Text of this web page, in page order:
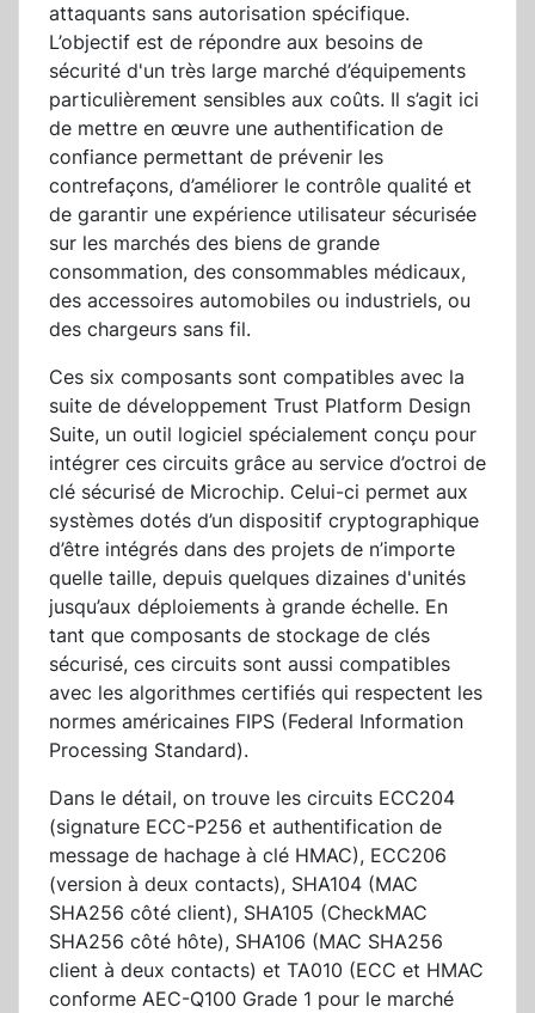
attaquants sans autorisation spécifique.
L’objectif est de répondre aux besoins de
sécurité d'un très large marché d’équipements
particulièrement sensibles aux coûts. Il s’agit ici
de mettre en œuvre une authentification de
confiance permettant de prévenir les
contrefaçons, d’améliorer le contrôle qualité et
de garantir une expérience utilisateur sécurisée
sur les marchés des biens de grande
consommation, des consommables médicaux,
des accessoires automobiles ou industriels, ou
des chargeurs sans fil.
Ces six composants sont compatibles avec la
suite de développement Trust Platform Design
Suite, un outil logiciel spécialement conçu pour
intégrer ces circuits grâce au service d’octroi de
clé sécurisé de Microchip. Celui-ci permet aux
systèmes dotés d’un dispositif cryptographique
d’être intégrés dans des projets de n’importe
quelle taille, depuis quelques dizaines d'unités
jusqu’aux déploiements à grande échelle. En
tant que composants de stockage de clés
sécurisé, ces circuits sont aussi compatibles
avec les algorithmes certifiés qui respectent les
normes américaines FIPS (Federal Information
Processing Standard).
Dans le détail, on trouve les circuits ECC204
(signature ECC-P256 et authentification de
message de hachage à clé HMAC), ECC206
(version à deux contacts), SHA104 (MAC
SHA256 côté client), SHA105 (CheckMAC
SHA256 côté hôte), SHA106 (MAC SHA256
client à deux contacts) et TA010 (ECC et HMAC
conforme AEC-Q100 Grade 1 pour le marché